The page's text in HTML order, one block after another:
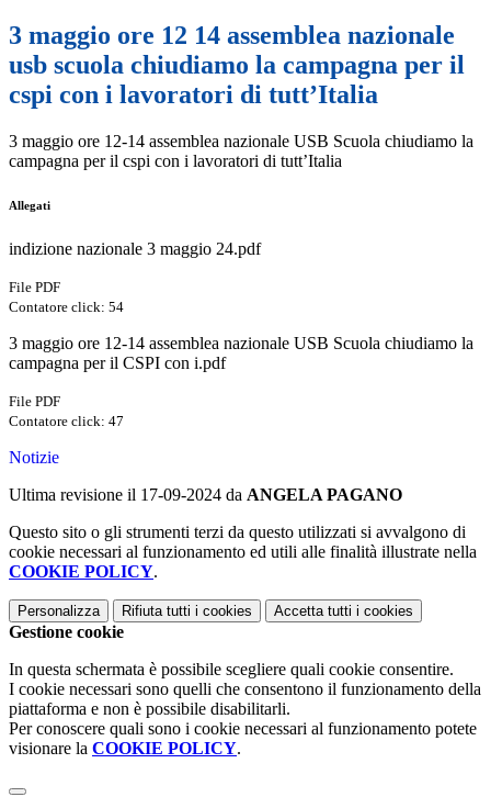
3 maggio ore 12 14 assemblea nazionale
usb scuola chiudiamo la campagna per il
cspi con i lavoratori di tutt’Italia
3 maggio ore 12-14 assemblea nazionale USB Scuola chiudiamo la
campagna per il cspi con i lavoratori di tutt’Italia
Allegati
indizione nazionale 3 maggio 24.pdf
File PDF
Contatore click: 54
3 maggio ore 12-14 assemblea nazionale USB Scuola chiudiamo la
campagna per il CSPI con i.pdf
File PDF
Contatore click: 47
Notizie
Ultima revisione il 17-09-2024 da ANGELA PAGANO
Questo sito o gli strumenti terzi da questo utilizzati si avvalgono di
cookie necessari al funzionamento ed utili alle finalità illustrate nella
COOKIE POLICY.
Personalizza Rifiuta tutti i cookies Accetta tutti i cookies
Gestione cookie
In questa schermata è possibile scegliere quali cookie consentire.
I cookie necessari sono quelli che consentono il funzionamento della
piattaforma e non è possibile disabilitarli.
Per conoscere quali sono i cookie necessari al funzionamento potete
visionare la COOKIE POLICY.